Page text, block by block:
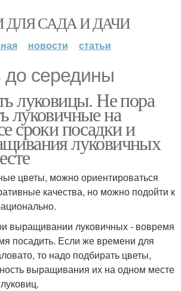
ДЛЯ САДА И ДАЧИ
новости статьи
до середины
луковицы. Не пора
луковичные на
сроки посадки и
луковичных
цветы, можно ориентироваться
качества, но можно подойти к
выращивании луковичных - вовремя
посадить. Если же времени для
то надо подбирать цветы,
выращивания их на одном месте